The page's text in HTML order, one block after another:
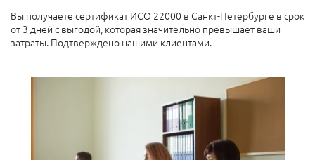
Вы получаете сертификат ИСО 22000 в Санкт-Петербурге в срок
от 3 дней с выгодой, которая значительно превышает ваши
затраты. Подтверждено нашими клиентами.